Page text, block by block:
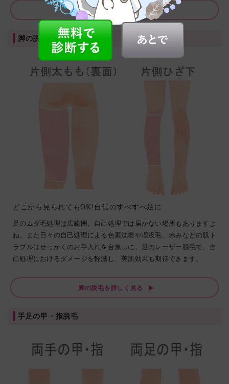
背中・お尻脱毛を詳しく見る
脚の脱毛
どこから見られてもOK!自信のすべすべ足に
足のムダ毛処理は広範囲。自己処理では届かない場所もありますよ
ね。また日々の自己処理による色素沈着や埋没毛、赤みなどの肌ト
ラブルはせっかくのお手入れを台無しに。足のレーザー脱毛で、自
己処理におけるダメージを軽減し、美肌効果も期待できます。
脚の脱毛を詳しく見る
手足の甲・指脱毛